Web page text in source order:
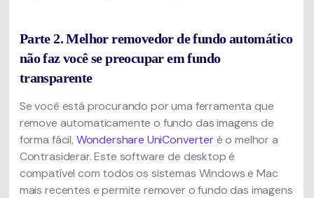
Parte 2. Melhor removedor de fundo automático
não faz você se preocupar em fundo
transparente
Se você está procurando por uma ferramenta que
remove automaticamente o fundo das imagens de
forma fácil, Wondershare UniConverteré o melhor a
Contrasiderar. Este software de desktop é
compatível com todos os sistemas Windows e Mac
mais recentes e permite remover o fundo das imagens